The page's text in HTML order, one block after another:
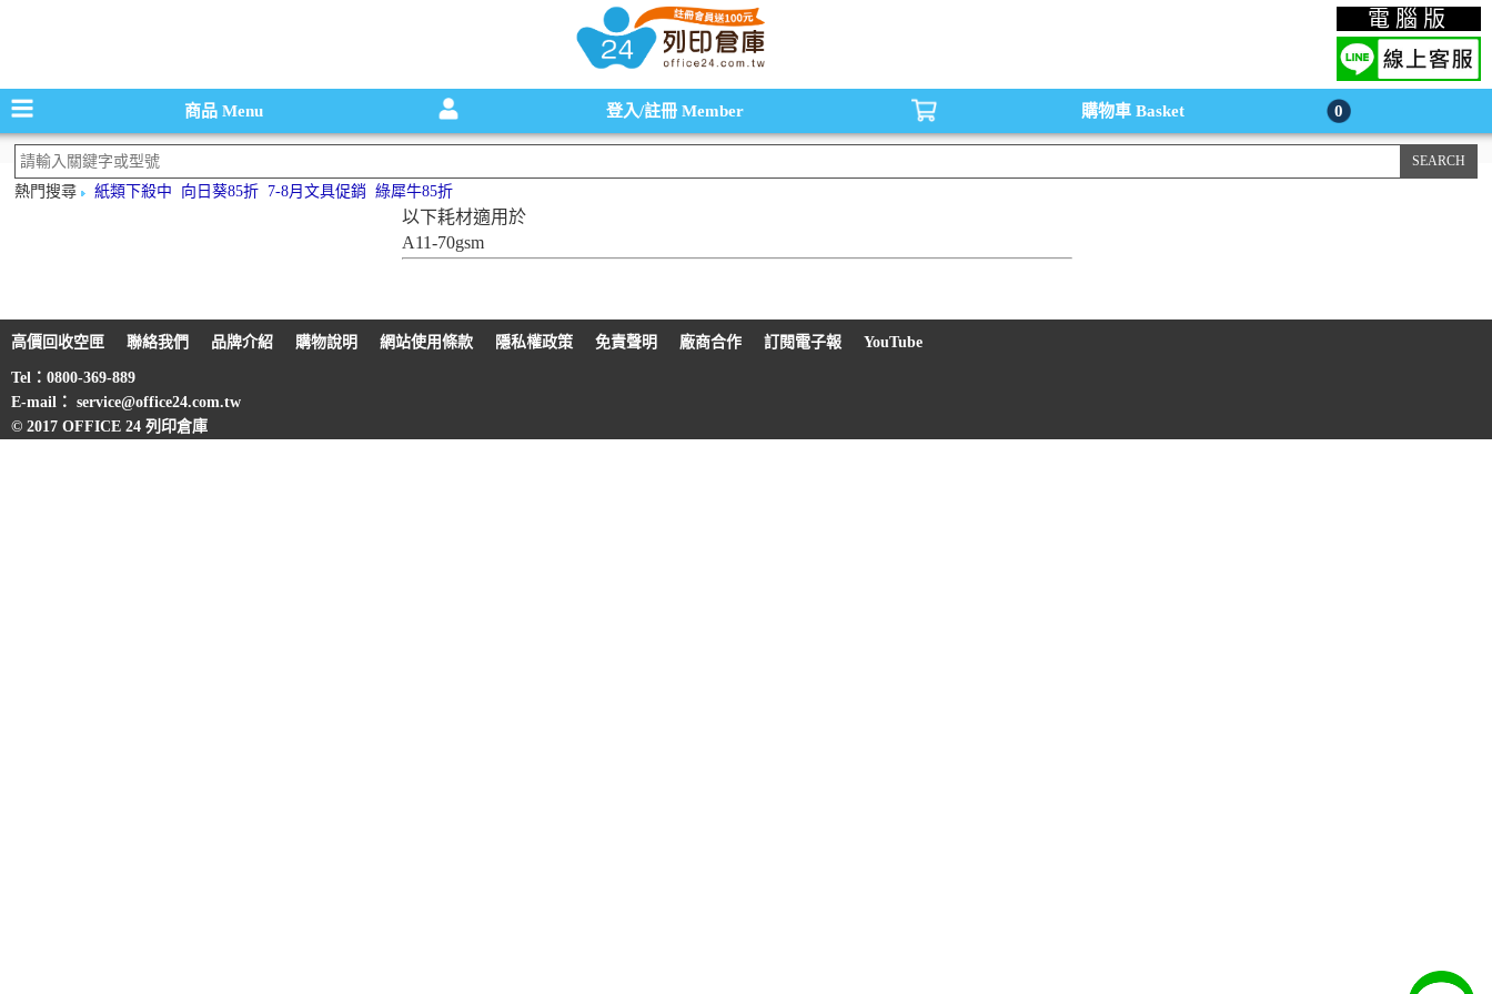
碳粉匣，墨水匣,原廠碳粉匣，副廠碳粉匣，環保碳粉匣,連續供墨印表機-office24列印倉庫線上購物手機版 電腦版
商品Menu 登入/註冊 Member 購物車 Basket 0
熱門搜尋 紙類下殺中 向日葵85折 7-8月文具促銷 綠犀牛85折
以下耗材適用於
A11-70gsm
高價回收空匣 聯絡我們 品牌介紹 購物說明 網站使用條款 隱私權政策 免責聲明 廠商合作 訂閱電子報 YouTube
Tel：0800-369-889
E-mail： service@office24.com.tw
© 2017 OFFICE 24 列印倉庫